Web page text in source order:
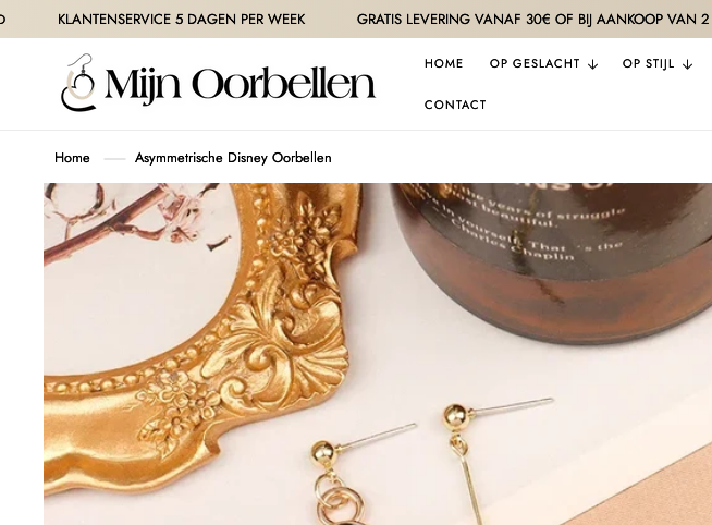
METEEN
NAAR DE
CONTENT
5 DAGEN PER WEEK GRATIS LEVERING VANAF 30€ OF BIJ AANKOOP VAN 2
HOME OP GESLACHT OP STIJL
CONTACT
Home Asymmetrische Disney Oorbellen
GA DIRECT NAAR
PRODUCTINFORMATIE